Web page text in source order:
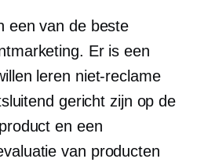
een van de beste
Er is een
leren niet-reclame
gericht zijn op de
en een
van producten